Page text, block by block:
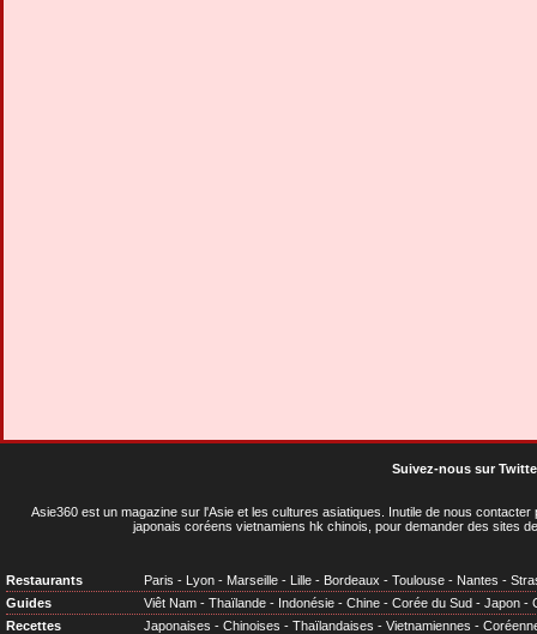
Suivez-nous sur
Asie360 est un magazine sur l'Asie et les cultures asiatiques . Inutile de nous
japonais coréens vietnamiens hk chinois, pour demander des sites
Restaurants Paris - Lyon - Marseille - Lille - Bordeaux - Toulouse - Nantes -
Guides
Viêt Nam - Thaïlande - Indonésie - Chine - Corée du Sud - Japon -
Recettes
Japonaises - Chinoises - Thaïlandaises - Vietnamiennes -